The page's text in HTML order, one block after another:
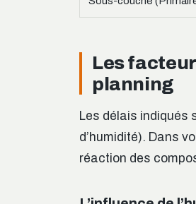
Les
planning
Les délais indiqués
d’humidité). Dans
réaction des